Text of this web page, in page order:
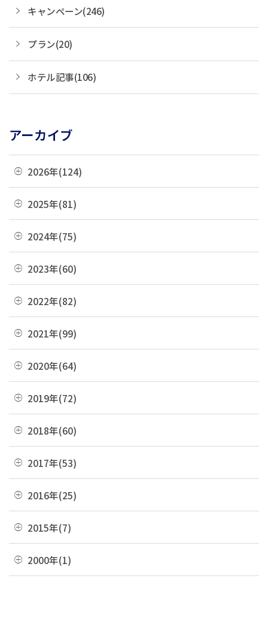
キャンペーン(246)
プラン(20)
ホテル記事(106)
アーカイブ
2026年(124)
08月(3)
07月(21)
05月(13)
04月(10)
03月(36)
01月(13)
2025年(81)
12月(8)
11月(22)
09月(3)
08月(4)
07月(7)
05月(6)
04月(4)
03月(7)
02月(10)
01月(4)
2024年(75)
12月(4)
11月(6)
09月(4)
08月(6)
07月(6)
05月(9)
04月(5)
03月(8)
01月(6)
2023年(60)
12月(4)
11月(3)
09月(8)
08月(4)
07月(4)
05月(10)
04月(2)
03月(8)
01月(3)
2022年(82)
12月(8)
11月(5)
09月(8)
08月(4)
07月(10)
05月(6)
04月(2)
03月(7)
2021年(99)
12月(9)
11月(7)
09月(5)
08月(4)
07月(8)
05月(8)
04月(10)
03月(12)
2020年(64)
12月(2)
11月(8)
09月(4)
08月(4)
07月(5)
05月(7)
2019年(72)
12月(7)
11月(9)
09月(6)
08月(2)
07月(5)
2018年(60)
12月(7)
11月(2)
09月(4)
08月(3)
07月(7)
2017年(53)
12月(2)
11月(4)
09月(1)
2016年(25)
12月(2)
11月(3)
2015年(7)
11月(1)
06月(6)
2000年(1)